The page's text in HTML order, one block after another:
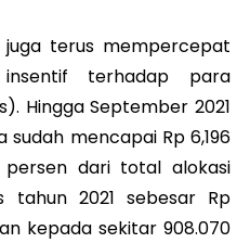
juga terus mempercepat
terhadap para
Hingga September 2021
mencapai Rp 6,196
dari total alokasi
tahun 2021 sebesar Rp
kepada sekitar 908.070